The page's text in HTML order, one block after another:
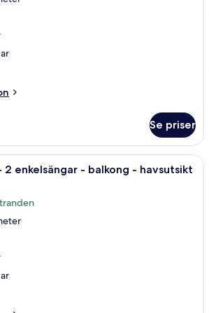
Se priser
en traditionell japansk skjutdörr.
Ett hotellrum med två sängar, ett
2 enkelsängar - balkong - havsutsikt